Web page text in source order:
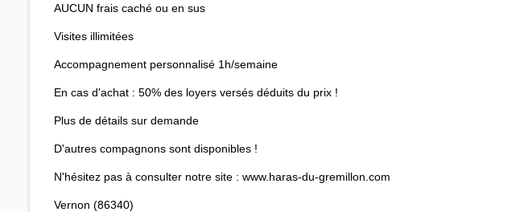
AUCUN frais caché ou en sus
Visites illimitées
Accompagnement personnalisé 1h/semaine
En cas d'achat : 50% des loyers versés déduits du prix !
Plus de détails sur demande
D'autres compagnons sont disponibles !
N'hésitez pas à consulter notre site : www.haras-du-gremillon.com
Vernon (86340)